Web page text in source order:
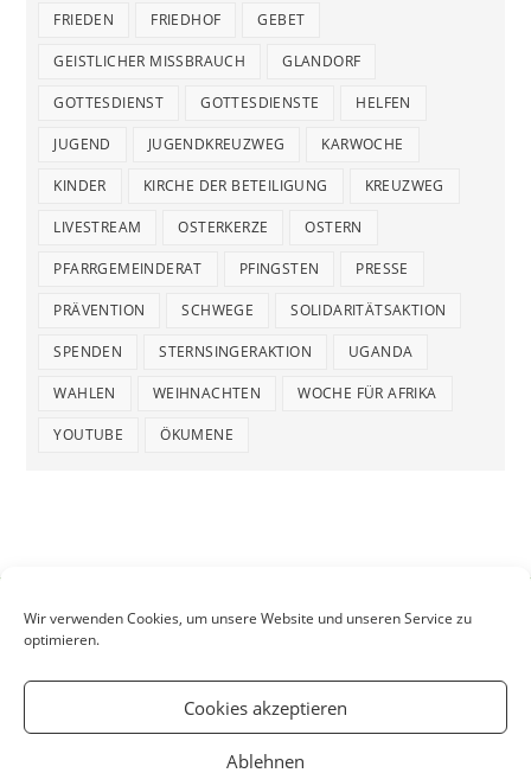
Wir verwenden Cookies, um unsere Website und unseren Service zu
optimieren.
Cookies akzeptieren
Ablehnen
FRIEDEN FRIEDHOF GEBET
GEISTLICHER MISSBRAUCH GLANDORF
GOTTESDIENST GOTTESDIENSTE HELFEN
JUGEND JUGENDKREUZWEG KARWOCHE
KINDER KIRCHE DER BETEILIGUNG KREUZWEG
LIVESTREAM OSTERKERZE OSTERN
PFARRGEMEINDERAT PFINGSTEN PRESSE
PRÄVENTION SCHWEGE SOLIDARITÄTSAKTION
SPENDEN STERNSINGERAKTION UGANDA
WAHLEN WEIHNACHTEN WOCHE FÜR AFRIKA
YOUTUBE ÖKUMENE